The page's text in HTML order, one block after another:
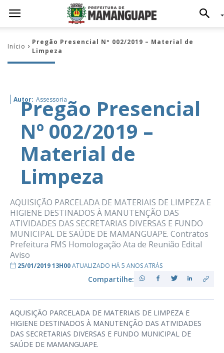
Início
Pregão Presencial Nº 002/2019 – Material de
Limpeza
Autor: Assessoria
Pregão Presencial
Nº 002/2019 –
Material de
Limpeza
AQUISIÇÃO PARCELADA DE MATERIAIS DE LIMPEZA E
HIGIENE DESTINADOS À MANUTENÇÃO DAS
ATIVIDADES DAS SECRETARIAS DIVERSAS E FUNDO
MUNICIPAL DE SAÚDE DE MAMANGUAPE. Contratos
Prefeitura FMS Homologação Ata de Reunião Edital
Aviso
25/01/2019 13H00ATUALIZADO HÁ 5 ANOS ATRÁS
Compartilhe:
AQUISIÇÃO PARCELADA DE MATERIAIS DE LIMPEZA E
HIGIENE DESTINADOS À MANUTENÇÃO DAS ATIVIDADES
DAS SECRETARIAS DIVERSAS E FUNDO MUNICIPAL DE
SAÚDE DE MAMANGUAPE.